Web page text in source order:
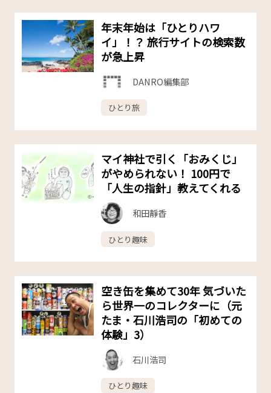
年末年始は「ひとりハワ
イ」！？ 旅行サイトの検索数
が急上昇
DANRO編集部
ひとり旅
マイ神社で引く「おみくじ」
がやめられない！ 100円で
「人生の指針」教えてくれる
和田靜香
ひとり趣味
空き缶を集めて30年 気づいた
ら世界一のコレクターに（元
たま・石川浩司の「初めての
体験」3）
石川浩司
ひとり趣味